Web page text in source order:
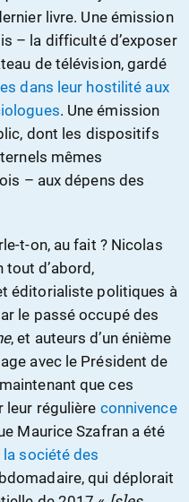
livre. Une émission
– la difficulté d’exposer
de télévision, gardé
dans leur hostilité aux
. Une émission
dont les dispositifs
mêmes
– aux dépens des
t-on, au fait ? Nicolas
tout d’abord,
éditorialiste politiques à
le passé occupé des
, et auteurs d’un énième
avec le Président de
que ces
leur régulière connivence
Maurice Szafran a été
la société des
qui déplorait